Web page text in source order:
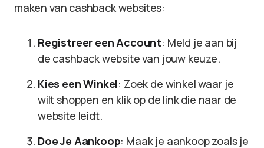
maken van cashback websites:
Registreer een Account: Meld je aan bij
de cashback website van jouw keuze.
Kies een Winkel: Zoek de winkel waar je
wilt shoppen en klik op de link die naar de
website leidt.
Doe Je Aankoop: Maak je aankoop zoals je